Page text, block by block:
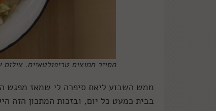
מסייר חמוצים טריפולטאיים.
ממש השבוע ליאת סיפרה לי שמאז מפגש
בבית כמעט כל יום, ובזכות המתכון הזה